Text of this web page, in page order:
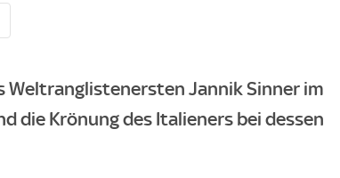
Weltranglistenersten Jannik Sinner im
die Krönung des Italieners bei dessen